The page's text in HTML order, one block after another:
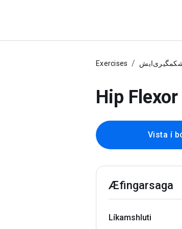
Exercises
Hip
Vista í
Æfingarsaga
Líkamshluti